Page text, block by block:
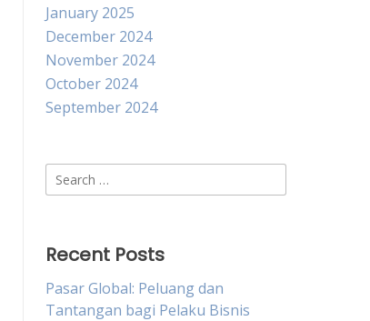
January 2025
December 2024
November 2024
October 2024
September 2024
Search
for:
Recent Posts
Pasar Global: Peluang dan
Tantangan bagi Pelaku Bisnis